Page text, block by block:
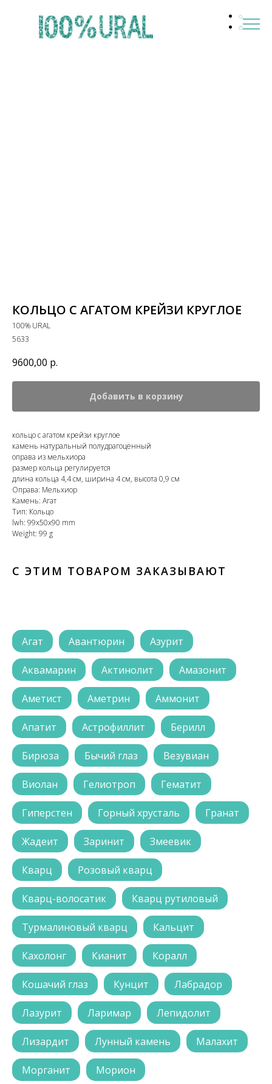
КОЛЬЦО С АГАТОМ КРЕЙЗИ КРУГЛОЕ
100% URAL
5633
9600,00 р.
Добавить в корзину
кольцо с агатом крейзи круглое
камень натуральный полудрагоценный
оправа из мельхиора
размер кольца регулируется
длина кольца 4,4 см, ширина 4 см, высота 0,9 см
Оправа: Мельхиор
Камень: Агат
Тип: Кольцо
lwh: 99x50x90 mm
Weight: 99 g
С ЭТИМ ТОВАРОМ ЗАКАЗЫВАЮТ
Агат Авантюрин Азурит
Аквамарин Актинолит Амазонит
Аметист Аметрин Аммонит
Апатит Астрофиллит Берилл
Бирюза Бычий глаз Везувиан
Виолан Гелиотроп Гематит
Гиперстен Горный хрусталь Гранат
Жадеит Заринит Змеевик
Кварц Розовый кварц
Кварц-волосатик Кварц рутиловый
Турмалиновый кварц Кальцит
Кахолонг Кианит Коралл
Кошачий глаз Кунцит Лабрадор
Лазурит Ларимар Лепидолит
Лизардит Лунный камень Малахит
Морганит Морион